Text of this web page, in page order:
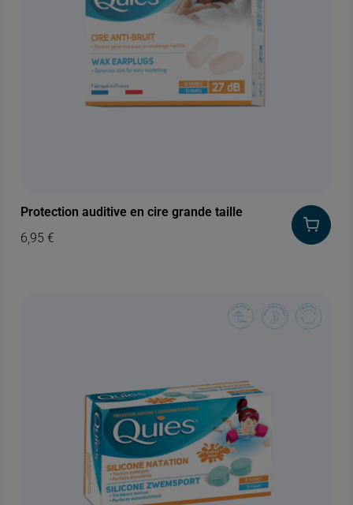
Protection auditive en cire grande taille
6,95€